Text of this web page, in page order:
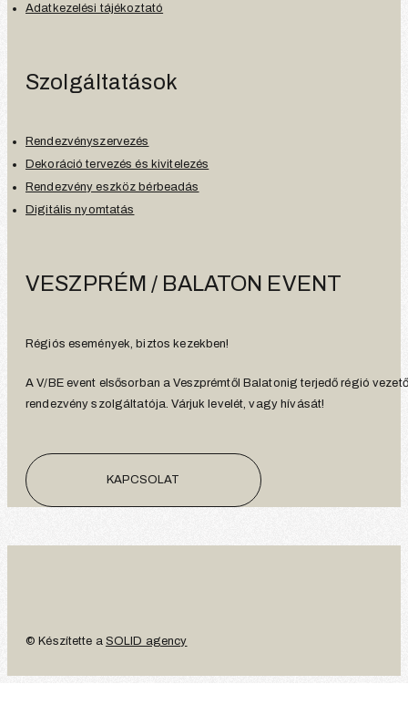
Adatkezelési tájékoztató
Szolgáltatások
Rendezvényszervezés
Dekoráció tervezés és kivitelezés
Rendezvény eszköz bérbeadás
Digitális nyomtatás
VESZPRÉM / BALATON EVENT
Régiós események, biztos kezekben!
A V/BE event elsősorban a Veszprémtől Balatonig terjedő régió vezető
rendezvény szolgáltatója. Várjuk levelét, vagy hívását!
KAPCSOLAT
© Készítette a SOLID agency